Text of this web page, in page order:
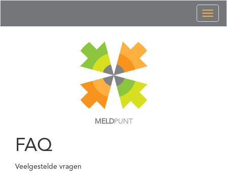
MELDPUNT
FAQ
Veelgestelde vragen